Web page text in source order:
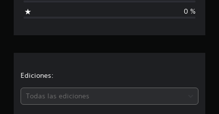
0 %
Ediciones:
Todas las ediciones